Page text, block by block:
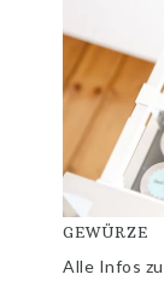
GEWÜRZE
Alle Infos